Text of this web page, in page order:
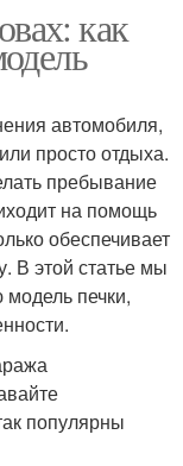
как
автомобиля,
просто отдыха.
пребывание
на помощь
обеспечивает
В этой статье мы
печки,
популярны